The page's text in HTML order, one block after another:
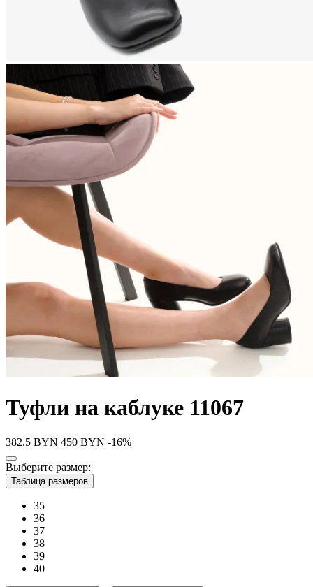
Туфли на каблуке 11067
382.5 BYN 450 BYN -16%
Выберите размер:
Таблица размеров
35
36
37
38
39
40